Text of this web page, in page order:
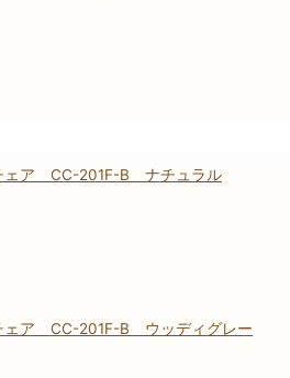
ェア CC-201F-B ナチュラル
ェア CC-201F-B ウッディグレー